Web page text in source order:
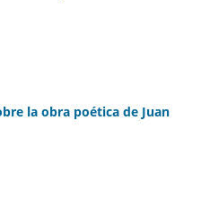
la obra poética de Juan